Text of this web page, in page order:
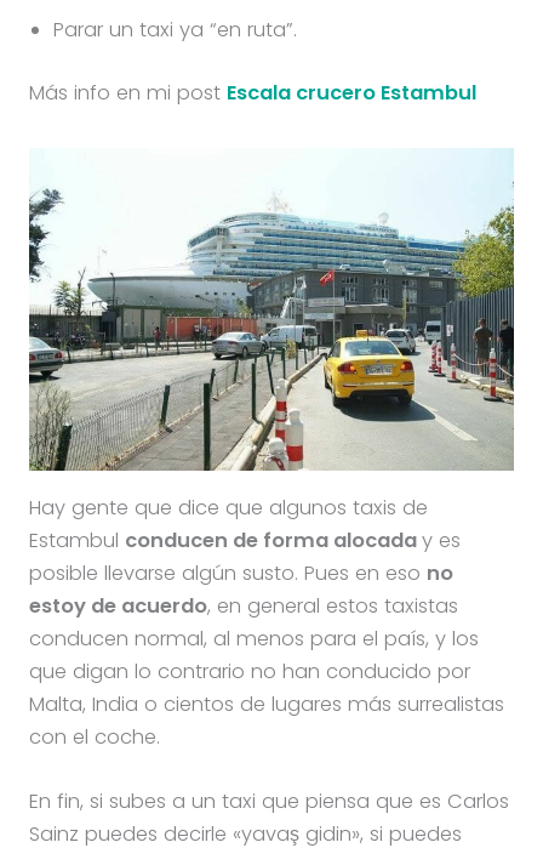
Parar un taxi ya “en ruta”.
Más info en mi post Escala crucero Estambul
Hay gente que dice que algunos taxis de
Estambul conducen de forma alocaday es
posible llevarse algún susto. Pues en eso no
estoy de acuerdo, en general estos taxistas
conducen normal, al menos para el país, y los
que digan lo contrario no han conducido por
Malta, India o cientos de lugares más surrealistas
con el coche.
En fin, si subes a un taxi que piensa que es Carlos
Sainz puedes decirle «yavaş gidin», si puedes